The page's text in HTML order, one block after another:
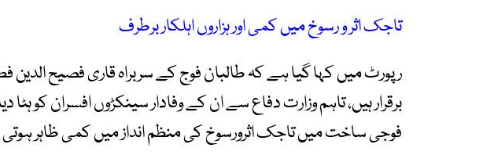
تاجک اثر و رسوخ میں کمی اور ہزاروں اہلکار برطرف
رپورٹ میں کہا گیا ہے کہ طالبان فوج کے سربراہ قاری فصیح
برقرار ہیں، تاہم وزارت دفاع سے ان کے وفادار سینکڑوں افسران کو
فوجی ساخت میں تاجک اثرورسوخ کی منظم انداز میں کمی ظاہر